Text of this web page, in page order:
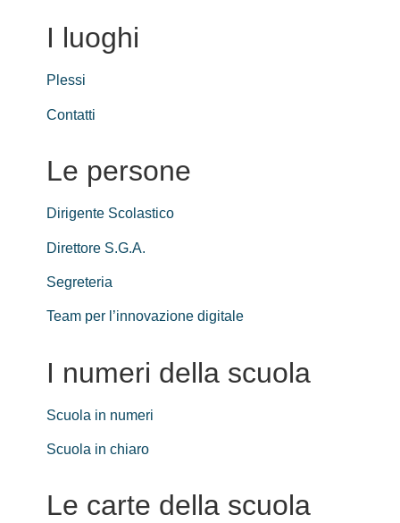
I luoghi
Plessi
Contatti
Le persone
Dirigente Scolastico
Direttore S.G.A.
Segreteria
Team per l’innovazione digitale
I numeri della scuola
Scuola in numeri
Scuola in chiaro
Le carte della scuola